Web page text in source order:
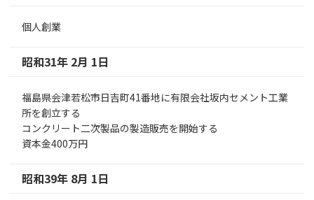
個人創業
昭和31年 2月 1日
福島県会津若松市日吉町41番地に有限会社坂内セメント工業
所を創立する
コンクリート二次製品の製造販売を開始する
資本金400万円
昭和39年 8月 1日